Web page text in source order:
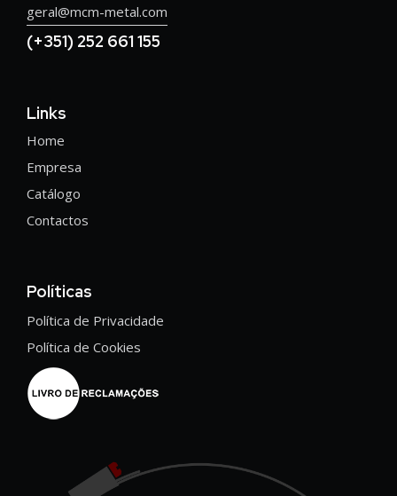
geral@mcm-metal.com
(+351) 252 661 155
Links
Home
Empresa
Catálogo
Contactos
Políticas
Política de Privacidade
Política de Cookies